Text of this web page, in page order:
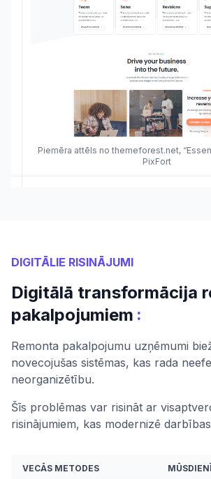
Piemēra attēls no themeforest.net,
PixFort
DIGITĀLIE RISINĀJUMI
Digitālā transformācija
pakalpojumiem :
Remonta pakalpojumu uzņēmumi
novecojušas sistēmas, kas rada
neorganizētību.
Šīs problēmas var risināt ar
risinājumiem, kas modernizē
VECĀS METODES